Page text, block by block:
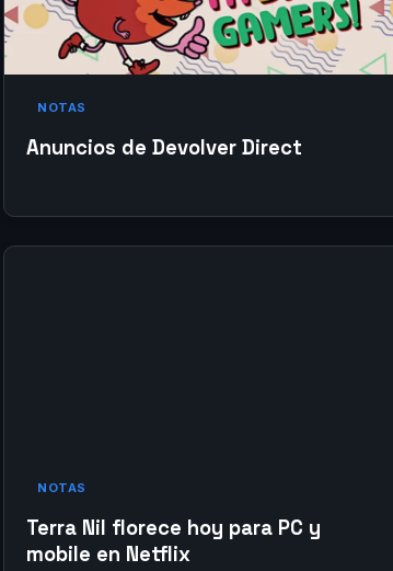
NOTAS
Anuncios de Devolver Direct
NOTAS
Terra Nil florece hoy para PC y
mobile en Netflix